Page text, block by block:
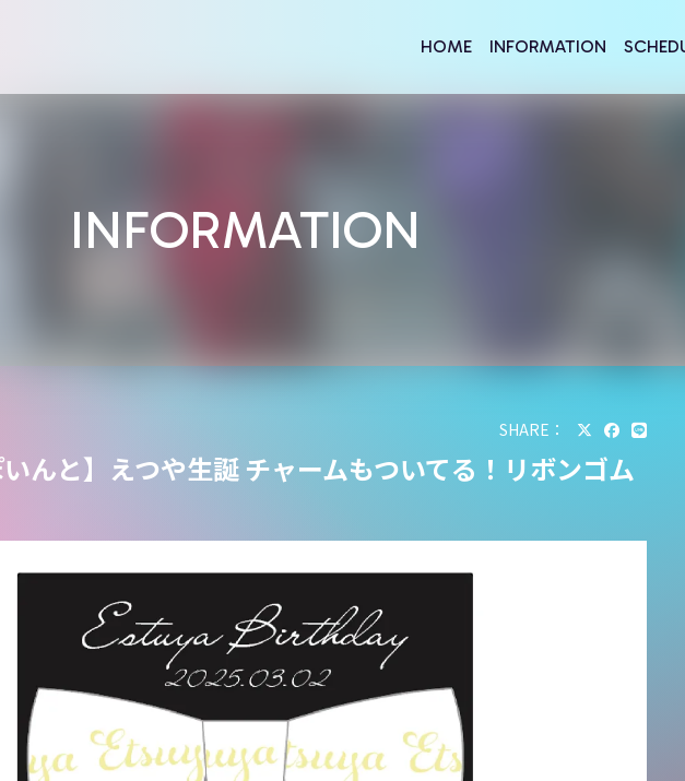
HOME INFORMATION
INFORMATION
SHARE：
んと】えつや生誕 チャームもついてる！リボンゴム